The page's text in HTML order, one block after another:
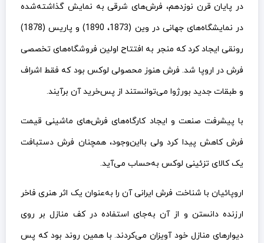
در پایان قرن نوزدهم، فرش‌های شرقی به نمایش گذاشته‌شده
در نمایشگاه‌های جهانی در وین (1873، 1890) و پاریس (1878)
رونقی ایجاد کرد که منجر به افتتاح اولین فروشگاه‌های تخصصی
فرش در اروپا شد. فرش هنوز محصولی لوکس بود که فقط اشراف
و طبقات جدید بورژوا می‌توانستند از پس‌خرید آن برآیند.
با پیشرفت صنعت و ایجاد کارگاه‌های فرش‌های ماشینی قیمت
فرش کاهش پیدا کرد ولی بااین‌وجود، همچنان فرش دستبافت
یک کالای تزئینی لوکس به‌حساب می‌آید.
اروپائیان با شناخت فرش ایرانی آن را به‌عنوان یک اثر هنری فاخر
ارزنده دانستن و از آن به‌جای استفاده در کف منازل بر روی
دیوارهای منازل خود آویزان می‌کردند. با همین روند بود که پس